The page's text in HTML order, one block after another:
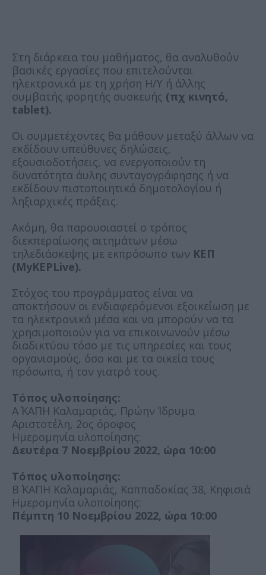
Στη διάρκεια του μαθήματος, θα αναλυθούν
βασικές εργασίες που επιτελούνται
ηλεκτρονικά με τη χρήση Η/Υ ή άλλης
συμβατής φορητής συσκευής (πχ κινητό,
tablet).
Οι συμμετέχοντες θα μάθουν μεταξύ άλλων να
εκδίδουν υπεύθυνες δηλώσεις,
εξουσιοδοτήσεις, να ενεργοποιούν τη
δυνατότητα άυλης συνταγογράφησης ή να
εκδίδουν πιστοποιητικά δημοτολογίου ή
ληξιαρχικές πράξεις.
Ακόμη, θα παρουσιαστεί ο τρόπος
διεκπεραίωσης αιτημάτων μέσω
τηλεδιάσκεψης με εκπρόσωπο των ΚΕΠ
(MyKEPLive).
Στόχος του προγράμματος είναι να
αποκτήσουν οι ενδιαφερόμενοι εξοικείωση με
τα ηλεκτρονικά μέσα και να μπορούν να τα
χρησιμοποιούν για να επικοινωνούν μέσω
διαδικτύου τόσο με τις υπηρεσίες και τους
οργανισμούς, όσο και με τα οικεία τους
πρόσωπα, ή τον γιατρό τους.
Τόπος υλοποίησης:
Α΄ ΚΑΠΗ Καλαμαριάς, Πρώην Ίδρυμα
Αριστοτέλη, 2ος όροφος
Ημερομηνία υλοποίησης:
Δευτέρα 7 Νοεμβρίου 2022, ώρα 10:00
Τόπος υλοποίησης:
Β΄ ΚΑΠΗ Καλαμαριάς, Καππαδοκίας 38, Κηφισιά
Ημερομηνία υλοποίησης:
Πέμπτη 10 Νοεμβρίου 2022, ώρα 10:00